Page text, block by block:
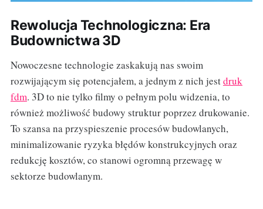
Rewolucja Technologiczna: Era
Budownictwa 3D
Nowoczesne technologie zaskakują nas swoim
rozwijającym się potencjałem, a jednym z nich jestdruk
fdm. 3D to nie tylko filmy o pełnym polu widzenia, to
również możliwość budowy struktur poprzez drukowanie.
To szansa na przyspieszenie procesów budowlanych,
minimalizowanie ryzyka błędów konstrukcyjnych oraz
redukcję kosztów, co stanowi ogromną przewagę w
sektorze budowlanym.